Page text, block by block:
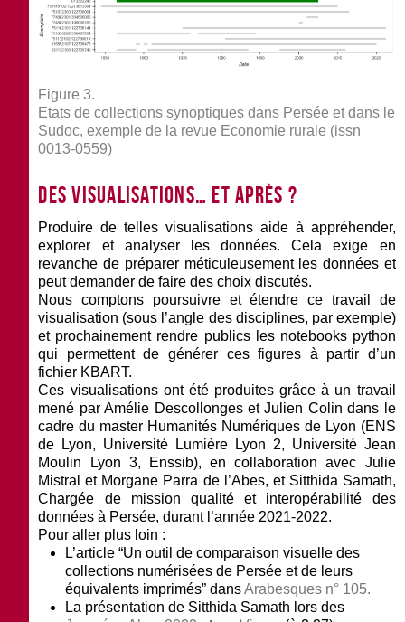
Figure 3.
Etats de collections synoptiques dans Persée et dans le
Sudoc, exemple de la revue Economie rurale (issn
0013-0559)
Des visualisations… et après ?
Produire de telles visualisations aide à appréhender,
explorer et analyser les données. Cela exige en
revanche de préparer méticuleusement les données et
peut demander de faire des choix discutés.
Nous comptons poursuivre et étendre ce travail de
visualisation (sous l’angle des disciplines, par exemple)
et prochainement rendre publics les notebooks python
qui permettent de générer ces figures à partir d’un
fichier KBART.
Ces visualisations ont été produites grâce à un travail
mené par Amélie Descollonges et Julien Colin dans le
cadre du master Humanités Numériques de Lyon (ENS
de Lyon, Université Lumière Lyon 2, Université Jean
Moulin Lyon 3, Enssib), en collaboration avec Julie
Mistral et Morgane Parra de l’Abes, et Sitthida Samath,
Chargée de mission qualité et interopérabilité des
données à Persée, durant l’année 2021-2022.
Pour aller plus loin :
L’article “Un outil de comparaison visuelle des
collections numérisées de Persée et de leurs
équivalents imprimés” dansArabesques n° 105.
La présentation de Sitthida Samath lors des